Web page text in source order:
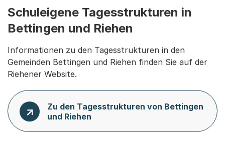
Schuleigene Tagesstrukturen in
Bettingen und Riehen
Informationen zu den Tagesstrukturen in den
Gemeinden Bettingen und Riehen finden Sie auf der
Riehener Website.
Zu den Tagesstrukturen von Bettingen
und Riehen